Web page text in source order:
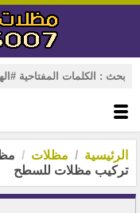
الرئيسية مظلات
تركيب مظلات للسطح